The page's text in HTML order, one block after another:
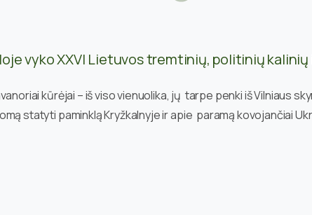
vyko XXVI Lietuvos tremtinių, politinių kalinių
kūrėjai – iš viso vienuolika, jų tarpe penki iš Vilniaus
statyti paminklą Kryžkalnyje ir apie paramą kovojančiai